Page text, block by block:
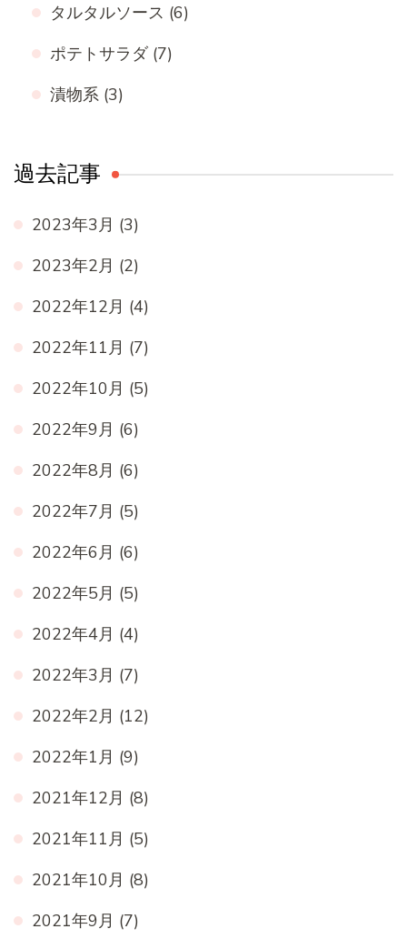
タルタルソース (6)
ポテトサラダ (7)
漬物系 (3)
過去記事
2023年3月 (3)
2023年2月 (2)
2022年12月 (4)
2022年11月 (7)
2022年10月 (5)
2022年9月 (6)
2022年8月 (6)
2022年7月 (5)
2022年6月 (6)
2022年5月 (5)
2022年4月 (4)
2022年3月 (7)
2022年2月 (12)
2022年1月 (9)
2021年12月 (8)
2021年11月 (5)
2021年10月 (8)
2021年9月 (7)